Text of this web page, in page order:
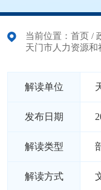
当前位置： 首页 /
天门市人力资源和
解读单位
发布日期
解读类型
解读方式